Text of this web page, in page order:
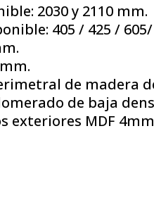
2030 y2110 mm.
405 / 425 /
de madera
de baja
exteriores MDF